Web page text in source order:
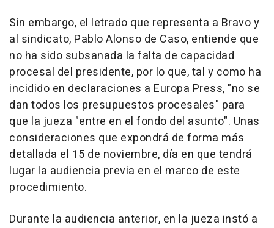
Sin embargo, el letrado que representa a Bravo y
al sindicato, Pablo Alonso de Caso, entiende que
no ha sido subsanada la falta de capacidad
procesal del presidente, por lo que, tal y como ha
incidido en declaraciones a Europa Press, "no se
dan todos los presupuestos procesales" para
que la jueza "entre en el fondo del asunto". Unas
consideraciones que expondrá de forma más
detallada el 15 de noviembre, día en que tendrá
lugar la audiencia previa en el marco de este
procedimiento.
Durante la audiencia anterior, en la jueza instó a